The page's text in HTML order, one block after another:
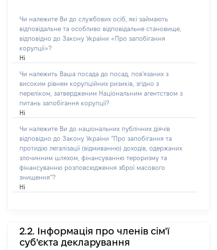
Чи належите Ви до службових осіб, які займають
відповідальне та особливо відповідальне становище,
відповідно до Закону України «Про запобігання
корупції»?
Ні
Чи належить Ваша посада до посад, пов'язаних з
високим рівнем корупційних ризиків, згідно з
переліком, затвердженим Національним агентством з
питань запобігання корупції?
Ні
Чи належите Ви до національних публічних діячів
відповідно до Закону України “Про запобігання та
протидію легалізації (відмиванню) доходів, одержаних
злочинним шляхом, фінансуванню тероризму та
фінансуванню розповсюдження зброї масового
знищення”?
Ні
2.2. Інформація про членів сім'ї
суб'єкта декларування